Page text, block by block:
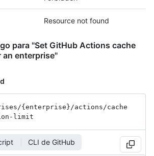
Resource not found
para "Set GitHub Actions cache
enterprise"
/{enterprise} /actions /cache
limit
CLI de GitHub